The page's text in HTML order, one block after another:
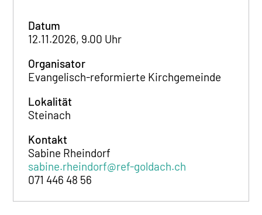
Datum
12.11.2026, 9.00 Uhr
Organisator
Evangelisch-reformierte Kirchgemeinde
Lokalität
Steinach
Kontakt
Sabine Rheindorf
sabine.rheindorf@ref-goldach.ch
071 446 48 56